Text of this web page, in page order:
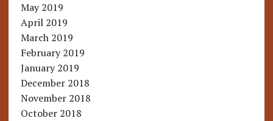
May 2019
April 2019
March 2019
February 2019
January 2019
December 2018
November 2018
October 2018